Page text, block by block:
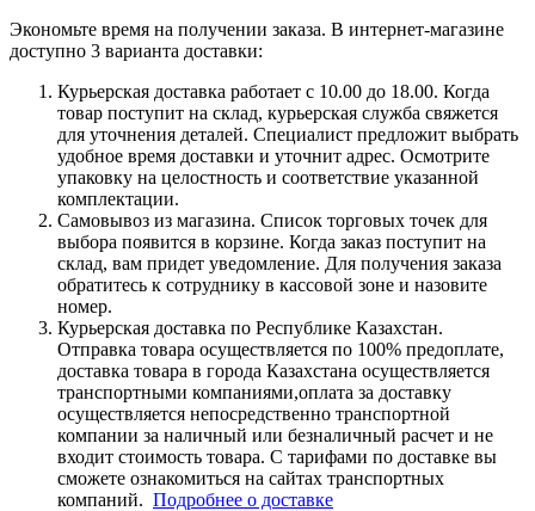
Экономьте время на получении заказа. В интернет-магазине
доступно 3 варианта доставки:
Курьерская доставка работает с 10.00 до 18.00. Когда
товар поступит на склад, курьерская служба свяжется
для уточнения деталей. Специалист предложит выбрать
удобное время доставки и уточнит адрес. Осмотрите
упаковку на целостность и соответствие указанной
комплектации.
Самовывоз из магазина. Список торговых точек для
выбора появится в корзине. Когда заказ поступит на
склад, вам придет уведомление. Для получения заказа
обратитесь к сотруднику в кассовой зоне и назовите
номер.
Курьерская доставка по Республике Казахстан.
Отправка товара осуществляется по 100% предоплате,
доставка товара в города Казахстана осуществляется
транспортными компаниями,оплата за доставку
осуществляется непосредственно транспортной
компании за наличный или безналичный расчет и не
входит стоимость товара. С тарифами по доставке вы
сможете ознакомиться на сайтах транспортных
компаний. Подробнее о доставке